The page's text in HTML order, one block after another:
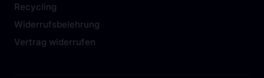
Recycling
Widerrufsbelehrung
Vertrag widerrufen